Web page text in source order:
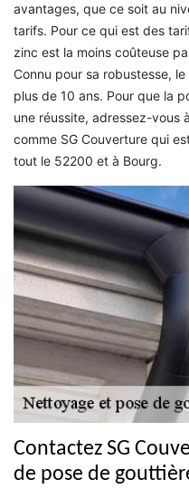
avantages, que ce soit au
tarifs. Pour ce qui est des
zinc est la moins coûteuse
Connu pour sa robustesse,
plus de 10 ans. Pour que la
une réussite, adressez-vous
comme SG Couverture qui
tout le 52200 et à Bourg.
Contactez SG
de pose de